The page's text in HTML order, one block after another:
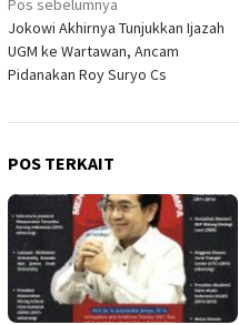
Navigasi
pos
Pos sebelumnya
Jokowi Akhirnya Tunjukkan Ijazah
UGM ke Wartawan, Ancam
Pidanakan Roy Suryo Cs
POS TERKAIT